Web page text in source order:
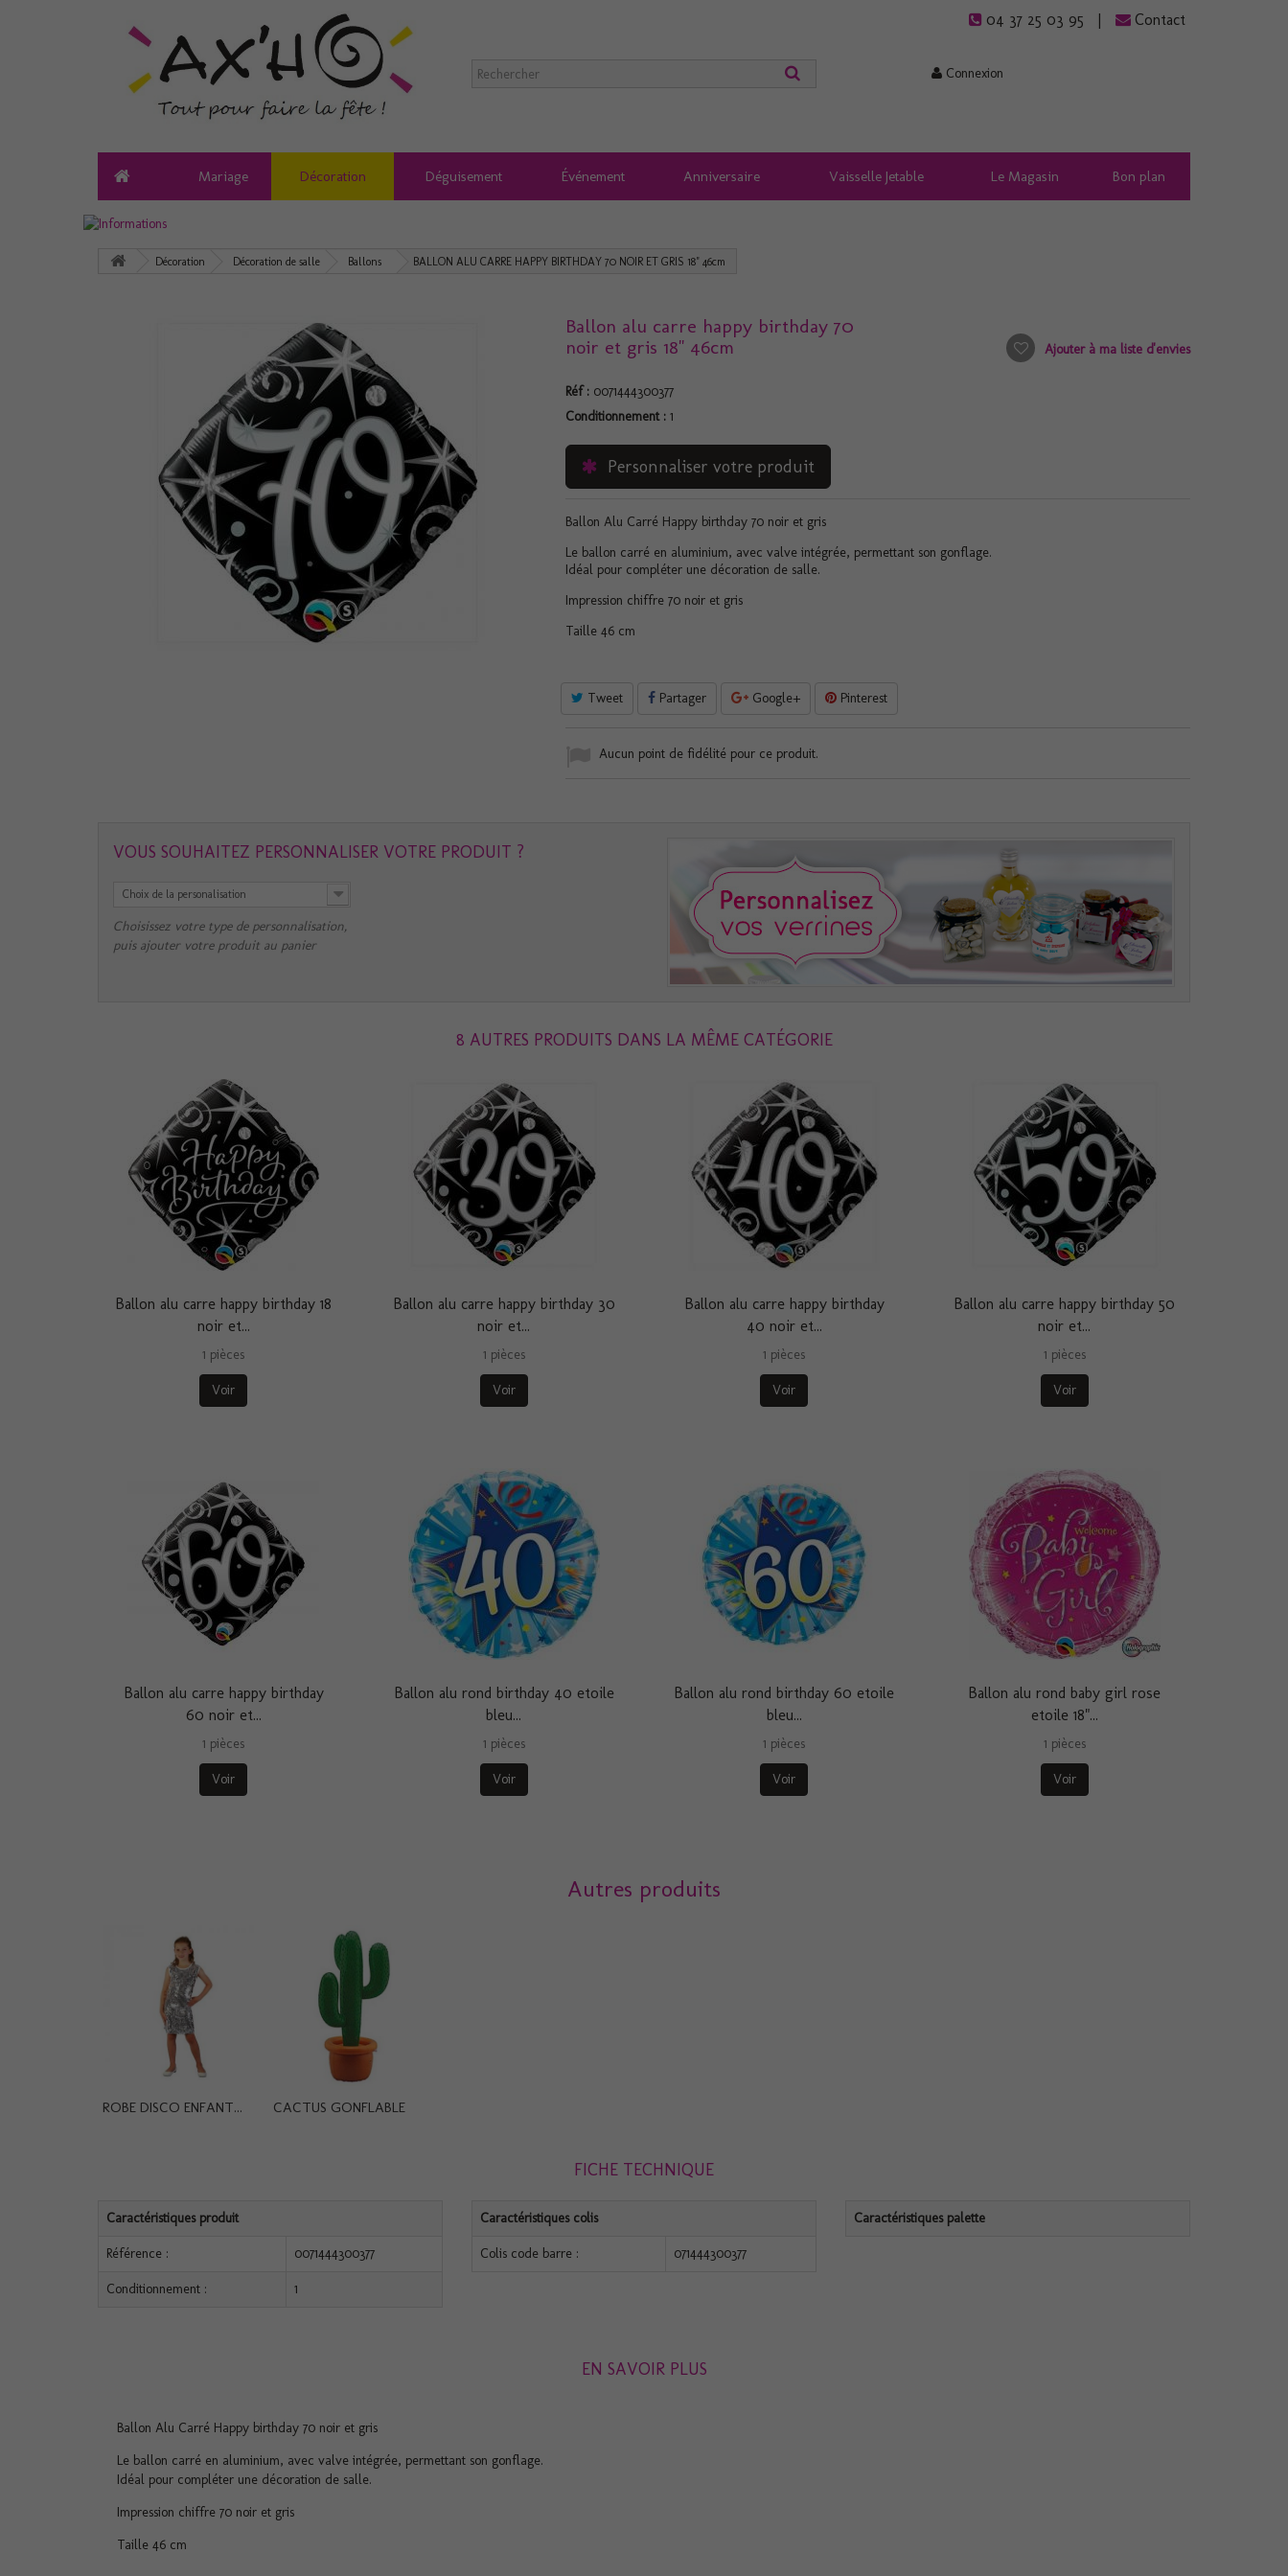
04 37 25 03 95 Contact
Connexion
Mariage Décoration Déguisement Événement Anniversaire Vaisselle Jetable Le Magasin Bon plan
Décoration Décoration de salle Ballons BALLON ALU CARRE HAPPY BIRTHDAY 70 NOIR ET GRIS 18" 46cm
Ballon alu carre happy birthday 70
noir et gris 18" 46cm
Réf : 0071444300377
Conditionnement : 1
Personnaliser votre produit
Ajouter à ma liste d'envies
Ballon Alu Carré Happy birthday 70 noir et gris
Le ballon carré en aluminium, avec valve intégrée, permettant son gonflage.
Idéal pour compléter une décoration de salle.
Impression chiffre 70 noir et gris
Taille 46 cm
Tweet Partager Google+ Pinterest
Aucun point de fidélité pour ce produit.
VOUS SOUHAITEZ PERSONNALISER VOTRE PRODUIT ?
Choix de la personalisation
Choisissez votre type de personnalisation,
puis ajouter votre produit au panier
8 AUTRES PRODUITS DANS LA MÊME CATÉGORIE
Ballon alu carre happy birthday 18
noir et...
1 pièces
Voir
Ballon alu carre happy birthday 30
noir et...
1 pièces
Voir
Ballon alu carre happy birthday
40 noir et...
1 pièces
Voir
Ballon alu carre happy birthday 50
noir et...
1 pièces
Voir
Ballon alu carre happy birthday
60 noir et...
1 pièces
Voir
Ballon alu rond birthday 40 etoile
bleu...
1 pièces
Voir
Ballon alu rond birthday 60 etoile
bleu...
1 pièces
Voir
Ballon alu rond baby girl rose
etoile 18"...
1 pièces
Voir
Autres produits
ROBE DISCO ENFANT... CACTUS GONFLABLE
FICHE TECHNIQUE
Caractéristiques produit
Référence : 0071444300377
Conditionnement : 1
Caractéristiques colis
Colis code barre : 071444300377
Caractéristiques palette
EN SAVOIR PLUS
Ballon Alu Carré Happy birthday 70 noir et gris
Le ballon carré en aluminium, avec valve intégrée, permettant son gonflage.
Idéal pour compléter une décoration de salle.
Impression chiffre 70 noir et gris
Taille 46 cm